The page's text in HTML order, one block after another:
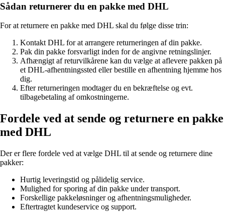
Sådan returnerer du en pakke med DHL
For at returnere en pakke med DHL skal du følge disse trin:
Kontakt DHL for at arrangere returneringen af din pakke.
Pak din pakke forsvarligt inden for de angivne retningslinjer.
Afhængigt af returvilkårene kan du vælge at aflevere pakken på
et DHL-afhentningssted eller bestille en afhentning hjemme hos
dig.
Efter returneringen modtager du en bekræftelse og evt.
tilbagebetaling af omkostningerne.
Fordele ved at sende og returnere en pakke
med DHL
Der er flere fordele ved at vælge DHL til at sende og returnere dine
pakker:
Hurtig leveringstid og pålidelig service.
Mulighed for sporing af din pakke under transport.
Forskellige pakkeløsninger og afhentningsmuligheder.
Eftertragtet kundeservice og support.